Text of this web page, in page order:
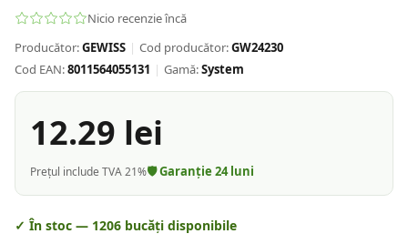
Nicio recenzie încă
Producător:GEWISS | Cod producător:GW24230
Cod EAN:8011564055131 | Gamă:System
12.29 lei
Prețul include TVA 21%🛡️ Garanție 24luni
✓ În stoc — 1206 bucăți disponibile